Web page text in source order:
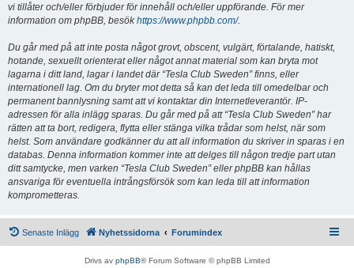
vi tillåter och/eller förbjuder för innehåll och/eller uppförande. För mer
information om phpBB, besökhttps://www.phpbb.com/.
Du går med på att inte posta något grovt, obscent, vulgärt, förtalande, hatiskt,
hotande, sexuellt orienterat eller något annat material som kan bryta mot
lagarna i ditt land, lagar i landet där “Tesla Club Sweden” finns, eller
internationell lag. Om du bryter mot detta så kan det leda till omedelbar och
permanent bannlysning samt att vi kontaktar din Internetleverantör. IP-
adressen för alla inlägg sparas. Du går med på att “Tesla Club Sweden” har
rätten att ta bort, redigera, flytta eller stänga vilka trådar som helst, när som
helst. Som användare godkänner du att all information du skriver in sparas i en
databas. Denna information kommer inte att delges till någon tredje part utan
ditt samtycke, men varken “Tesla Club Sweden” eller phpBB kan hållas
ansvariga för eventuella intrångsförsök som kan leda till att information
komprometteras.
Senaste Inlägg Nyhetssidorna Forumindex
Drivs av phpBB® Forum Software © phpBB Limited